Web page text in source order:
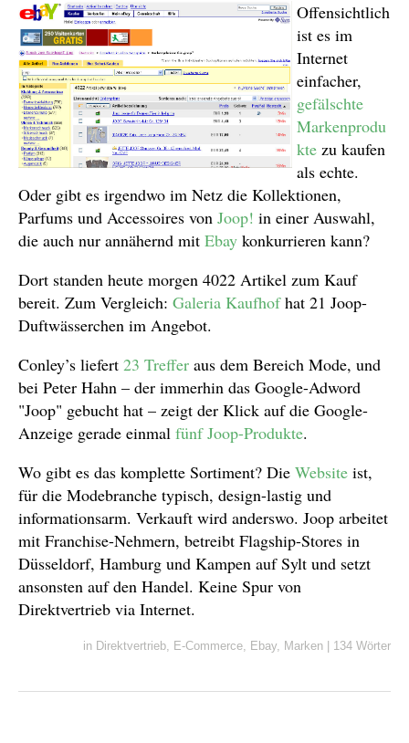
Offensichtlich
ist es im
Internet
einfacher,
gefälschte
Markenprodu
kte zu kaufen
als echte.
Oder gibt es irgendwo im Netz die Kollektionen,
Parfums und Accessoires von Joop! in einer Auswahl,
die auch nur annähernd mit Ebay konkurrieren kann?
Dort standen heute morgen 4022 Artikel zum Kauf
bereit. Zum Vergleich: Galeria Kaufhofhat 21 Joop-
Duftwässerchen im Angebot.
Conley’s liefert 23 Treffer aus dem Bereich Mode, und
bei Peter Hahn – der immerhin das Google-Adword
"Joop" gebucht hat – zeigt der Klick auf die Google-
Anzeige gerade einmal fünf Joop-Produkte.
Wo gibt es das komplette Sortiment? Die Website ist,
für die Modebranche typisch, design-lastig und
informationsarm. Verkauft wird anderswo. Joop arbeitet
mit Franchise-Nehmern, betreibt Flagship-Stores in
Düsseldorf, Hamburg und Kampen auf Sylt und setzt
ansonsten auf den Handel. Keine Spur von
Direktvertrieb via Internet.
in Direktvertrieb, E-Commerce, Ebay, Marken 134 Wörter